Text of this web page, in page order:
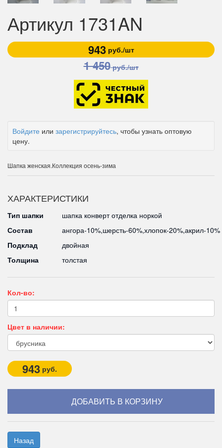
Артикул 1731AN
943руб./шт
1 450руб./шт
Войдите или зарегистрируйтесь, чтобы узнать оптовую
цену.
Шапка женская.Коллекция осень-зима
ХАРАКТЕРИСТИКИ
Тип шапки
шапка конверт отделка норкой
Состав
ангора-10%,шерсть-60%,хлопок-20%,акрил-10%
Подклад
двойная
Толщина
толстая
Кол-во:
Цвет в наличии:
943 руб.
Назад